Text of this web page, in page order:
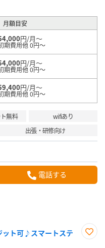
月額目安
円/月～
期費用他 0円～
円/月～
期費用他 0円～
円/月～
期費用他 0円～
無料
wifiあり
出張・研修向け
電話する
ット可♪スマートステ